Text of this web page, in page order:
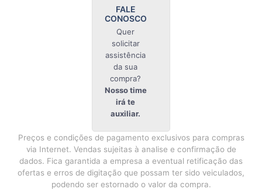
FALE
CONOSCO
Quer
solicitar
assistência
da sua
compra?
Nosso time
irá te
auxiliar.
Preços e condições de pagamento exclusivos para compras
via Internet. Vendas sujeitas à analise e confirmação de
dados. Fica garantida a empresa a eventual retificação das
ofertas e erros de digitação que possam ter sido veiculados,
podendo ser estornado o valor da compra.